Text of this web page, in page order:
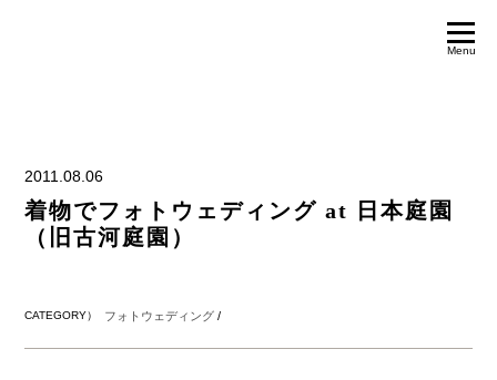
Menu
2011.08.06
着物でフォトウェディング at 日本庭園
（旧古河庭園）
CATEGORY） フォトウェディング /